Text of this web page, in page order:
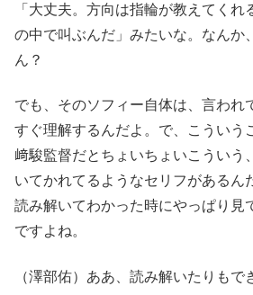
「大丈夫。方向は指輪が教えてく
の中で叫ぶんだ」みたいな。なんか
ん？
でも、そのソフィー自体は、言われ
すぐ理解するんだよ。で、こういう
﨑駿監督だとちょいちょいこういう
いてかれてるようなセリフがあるん
読み解いてわかった時にやっぱり見
ですよね。
（澤部佑）ああ、読み解いたりもで